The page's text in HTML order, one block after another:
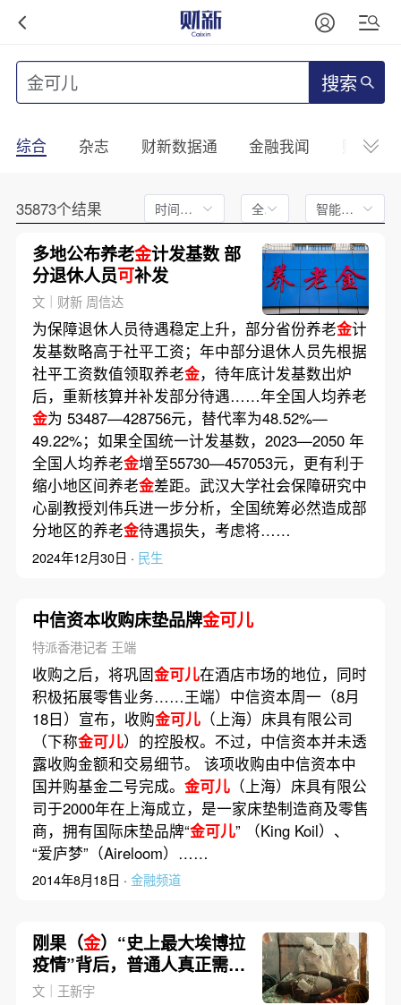
搜索
综合 杂志 财新数据通 金融我闻 财新
35873个结果 时间不限 全文 智能排序
多地公布养老金计发基数 部
分退休人员可补发
文｜财新 周信达
为保障退休人员待遇稳定上升，部分省份养老金计
发基数略高于社平工资；年中部分退休人员先根据
社平工资数值领取养老金，待年底计发基数出炉
后，重新核算并补发部分待遇……年全国人均养老
金为 53487—428756元，替代率为48.52%—
49.22%；如果全国统一计发基数，2023—2050 年
全国人均养老金增至55730—457053元，更有利于
缩小地区间养老金差距。武汉大学社会保障研究中
心副教授刘伟兵进一步分析，全国统筹必然造成部
分地区的养老金待遇损失，考虑将……
2024年12月30日 · 民生
中信资本收购床垫品牌金可儿
特派香港记者 王端
收购之后，将巩固金可儿在酒店市场的地位，同时
积极拓展零售业务……王端）中信资本周一（8月
18日）宣布，收购金可儿（上海）床具有限公司
（下称金可儿）的控股权。不过，中信资本并未透
露收购金额和交易细节。 该项收购由中信资本中
国并购基金二号完成。 金可儿（上海）床具有限公
司于2000年在上海成立，是一家床垫制造商及零售
商，拥有国际床垫品牌“金可儿” （King Koil）、
“爱庐梦”（Aireloom）……
2014年8月18日 · 金融频道
刚果（金）“史上最大埃博拉
疫情”背后，普通人真正需要
知道什么？｜健保
文｜王新宇